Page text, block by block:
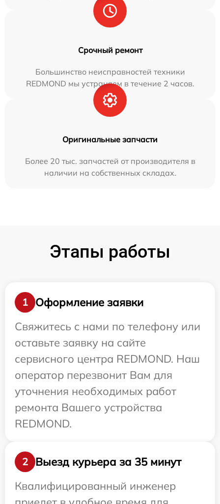
Срочный ремонт
Большинство неисправностей техники
REDMOND мы устраняем в течение 2 часов.
Оригинальные запчасти
Более 20 тыс. запчастей от производителя в
наличии на собственных складах.
Этапы работы
1
Оформление заявки
Свяжитесь с нами по телефону или
оставьте заявку на сайте
сервисного центра REDMOND. Наш
оператор перезвонит Вам для
уточнения необходимых работ
ремонта Вашего устройства
REDMOND.
2
Выезд курьера за 35 минут
Квалифицированный инженер